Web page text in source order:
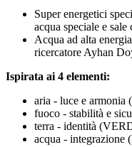
Super energetici
acqua speciale e
Acqua ad alta
ricercatore Ayhan
Ispirata ai 4 elementi:
aria - luce e
fuoco - stabilità e
terra - identità
acqua - integrazione